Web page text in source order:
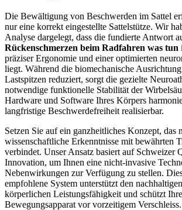
Die Bewältigung von Beschwerden im Sattel
nur eine korrekt eingestellte Sattelstütze. Wir
Analyse dargelegt, dass die fundierte Antwort
Rückenschmerzen beim Radfahren was tun
präziser Ergonomie und einer optimierten
liegt. Während die biomechanische
Lastspitzen reduziert, sorgt die gezielte
notwendige funktionelle Stabilität der
Hardware und Software Ihres Körpers
langfristige Beschwerdefreiheit realisierbar.
Setzen Sie auf ein ganzheitliches Konzept, das
wissenschaftliche Erkenntnisse mit bewährten
verbindet. Unser Ansatz basiert auf Schweizer
Innovation, um Ihnen eine nicht-invasive
Nebenwirkungen zur Verfügung zu stellen.
empfohlene System unterstützt den
körperlichen Leistungsfähigkeit und schützt
Bewegungsapparat vor vorzeitigem Verschleiss.